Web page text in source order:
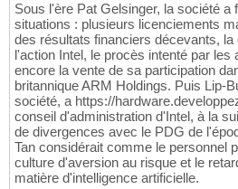
Sous l'ère Pat Gelsinger, la société a
situations : plusieurs licenciements
des résultats financiers décevants, la
l'action Intel, le procès intenté par les
encore la vente de sa participation
britannique ARM Holdings. Puis Lip-
société, a https://
conseil d'administration d'Intel, à la
de divergences avec le PDG de
Tan considérait comme le personnel
culture d'aversion au risque et le
matière d'intelligence artificielle.